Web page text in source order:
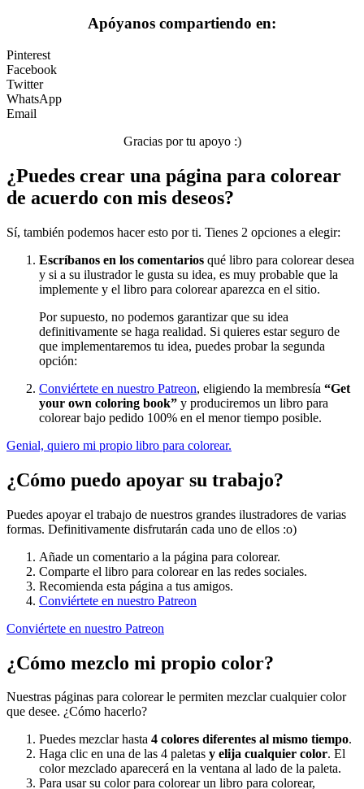
Apóyanos compartiendo en:
Pinterest
Facebook
Twitter
WhatsApp
Email
Gracias por tu apoyo :)
¿Puedes crear una página para colorear
de acuerdo con mis deseos?
Sí, también podemos hacer esto por ti. Tienes 2 opciones a elegir:
Escríbanos en los comentarios qué libro para colorear desea
y si a su ilustrador le gusta su idea, es muy probable que la
implemente y el libro para colorear aparezca en el sitio.
Por supuesto, no podemos garantizar que su idea
definitivamente se haga realidad. Si quieres estar seguro de
que implementaremos tu idea, puedes probar la segunda
opción:
Conviértete en nuestro Patreon, eligiendo la membresía “Get
your own coloring book” y produciremos un libro para
colorear bajo pedido 100% en el menor tiempo posible.
Genial, quiero mi propio libro para colorear.
¿Cómo puedo apoyar su trabajo?
Puedes apoyar el trabajo de nuestros grandes ilustradores de varias
formas. Definitivamente disfrutarán cada uno de ellos :o)
Añade un comentario a la página para colorear.
Comparte el libro para colorear en las redes sociales.
Recomienda esta página a tus amigos.
Conviértete en nuestro Patreon
Conviértete en nuestro Patreon
¿Cómo mezclo mi propio color?
Nuestras páginas para colorear le permiten mezclar cualquier color
que desee. ¿Cómo hacerlo?
Puedes mezclar hasta 4 colores diferentes al mismo tiempo.
Haga clic en una de las 4 paletas y elija cualquier color. El
color mezclado aparecerá en la ventana al lado de la paleta.
Para usar su color para colorear un libro para colorear,